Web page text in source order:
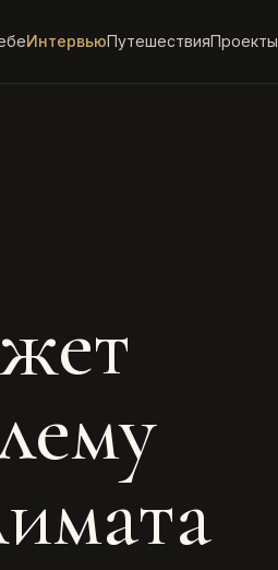
ИнтервьюПутешествияПроекты